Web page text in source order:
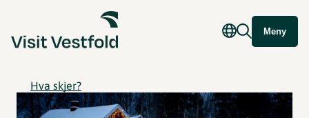
Meny
Hva skjer?